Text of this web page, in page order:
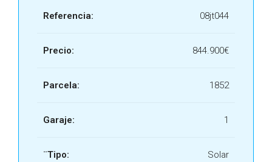
Referencia: 08jt044
Precio: 844.900€
Parcela: 1852
Garaje: 1
¨Tipo: Solar